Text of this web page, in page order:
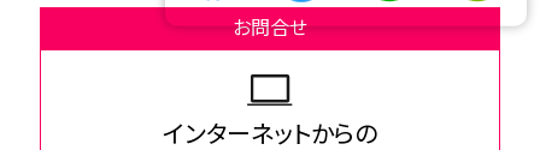
お問合せ
インターネットからの